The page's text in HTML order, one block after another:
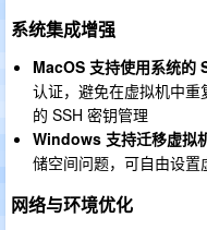
系统集成增强
MacOS 支持使用系统的
认证，避免在虚拟机中
的 SSH 密钥管理
Windows 支持迁移虚拟
储空间问题，可自由设置
网络与环境优化